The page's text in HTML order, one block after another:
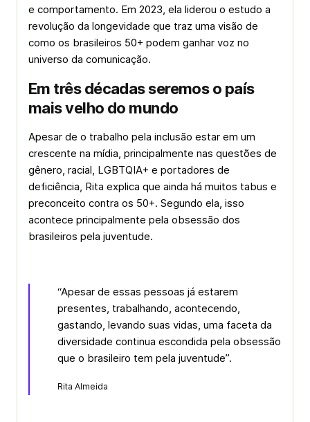
e comportamento. Em 2023, ela liderou o estudo a
revolução da longevidade que traz uma visão de
como os brasileiros 50+ podem ganhar voz no
universo da comunicação.
Em três décadas seremos o país
mais velho do mundo
Apesar de o trabalho pela inclusão estar em um
crescente na mídia, principalmente nas questões de
gênero, racial, LGBTQIA+ e portadores de
deficiência, Rita explica que ainda há muitos tabus e
preconceito contra os 50+. Segundo ela, isso
acontece principalmente pela obsessão dos
brasileiros pela juventude.
“Apesar de essas pessoas já estarem
presentes, trabalhando, acontecendo,
gastando, levando suas vidas, uma faceta da
diversidade continua escondida pela obsessão
que o brasileiro tem pela juventude”.
Rita Almeida